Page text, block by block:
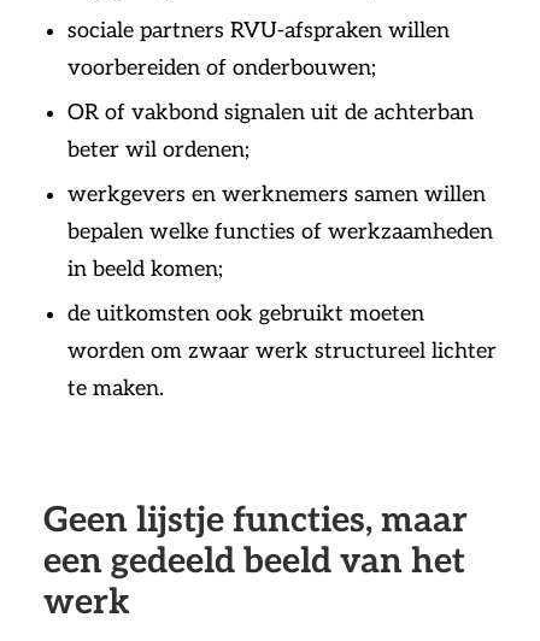
sociale partners RVU-afspraken willen
voorbereiden of onderbouwen;
OR of vakbond signalen uit de achterban
beter wil ordenen;
werkgevers en werknemers samen willen
bepalen welke functies of werkzaamheden
in beeld komen;
de uitkomsten ook gebruikt moeten
worden om zwaar werk structureel lichter
te maken.
Geen lijstje functies, maar
een gedeeld beeld van het
werk